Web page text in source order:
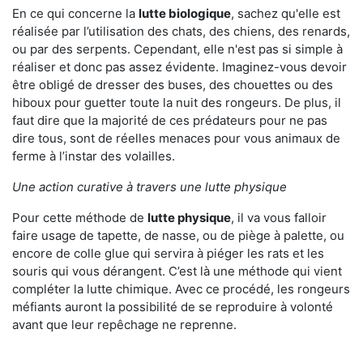
En ce qui concerne la lutte biologique, sachez qu'elle est
réalisée par l’utilisation des chats, des chiens, des renards,
ou par des serpents. Cependant, elle n'est pas si simple à
réaliser et donc pas assez évidente. Imaginez-vous devoir
être obligé de dresser des buses, des chouettes ou des
hiboux pour guetter toute la nuit des rongeurs. De plus, il
faut dire que la majorité de ces prédateurs pour ne pas
dire tous, sont de réelles menaces pour vous animaux de
ferme à l’instar des volailles.
Une action curative à travers une lutte physique
Pour cette méthode de lutte physique, il va vous falloir
faire usage de tapette, de nasse, ou de piège à palette, ou
encore de colle glue qui servira à piéger les rats et les
souris qui vous dérangent. C’est là une méthode qui vient
compléter la lutte chimique. Avec ce procédé, les rongeurs
méfiants auront la possibilité de se reproduire à volonté
avant que leur repêchage ne reprenne.